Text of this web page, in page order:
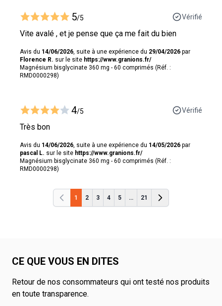
5/5 Vérifié
Vite avalé , et je pense que ça me fait du bien
Avis du 14/06/2026 , suite à une expérience du 29/04/2026 par
Florence R. sur le site https://www.granions.fr/
Magnésium bisglycinate 360 mg - 60 comprimés (Réf. :
RMD0000298)
4/5 Vérifié
Très bon
Avis du 14/06/2026 , suite à une expérience du 14/05/2026 par
pascal L. sur le site https://www.granions.fr/
Magnésium bisglycinate 360 mg - 60 comprimés (Réf. :
RMD0000298)
Précédent
1 2 3 4 5 ... 21
Précédent
CE QUE VOUS EN DITES
Retour de nos consommateurs qui ont testé nos produits
en toute transparence.